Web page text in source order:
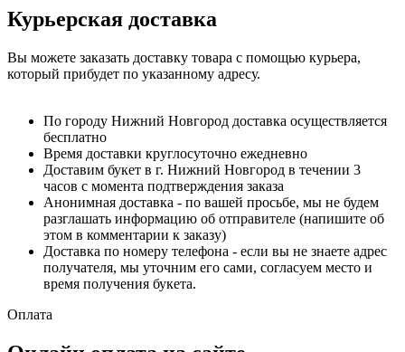
Курьерская доставка
Вы можете заказать доставку товара с помощью курьера,
который прибудет по указанному адресу.
По городу Нижний Новгород доставка осуществляется
бесплатно
Время доставки круглосуточно ежедневно
Доставим букет в г. Нижний Новгород в течении 3
часов с момента подтверждения заказа
Анонимная доставка - по вашей просьбе, мы не будем
разглашать информацию об отправителе (напишите об
этом в комментарии к заказу)
Доставка по номеру телефона - если вы не знаете адрес
получателя, мы уточним его сами, согласуем место и
время получения букета.
Оплата